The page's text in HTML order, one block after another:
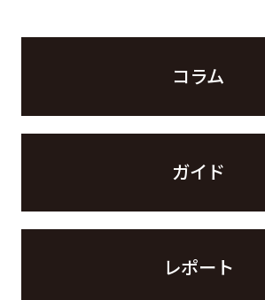
コラム
ガイド
レポート